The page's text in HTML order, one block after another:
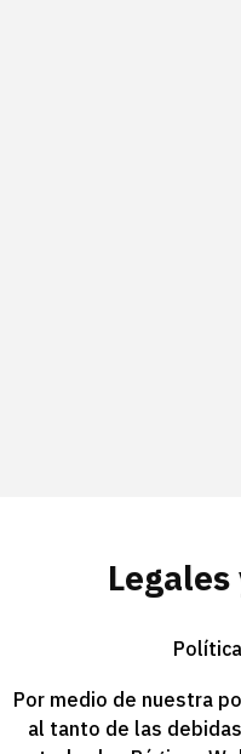
Por medio de nuestra
al tanto de las